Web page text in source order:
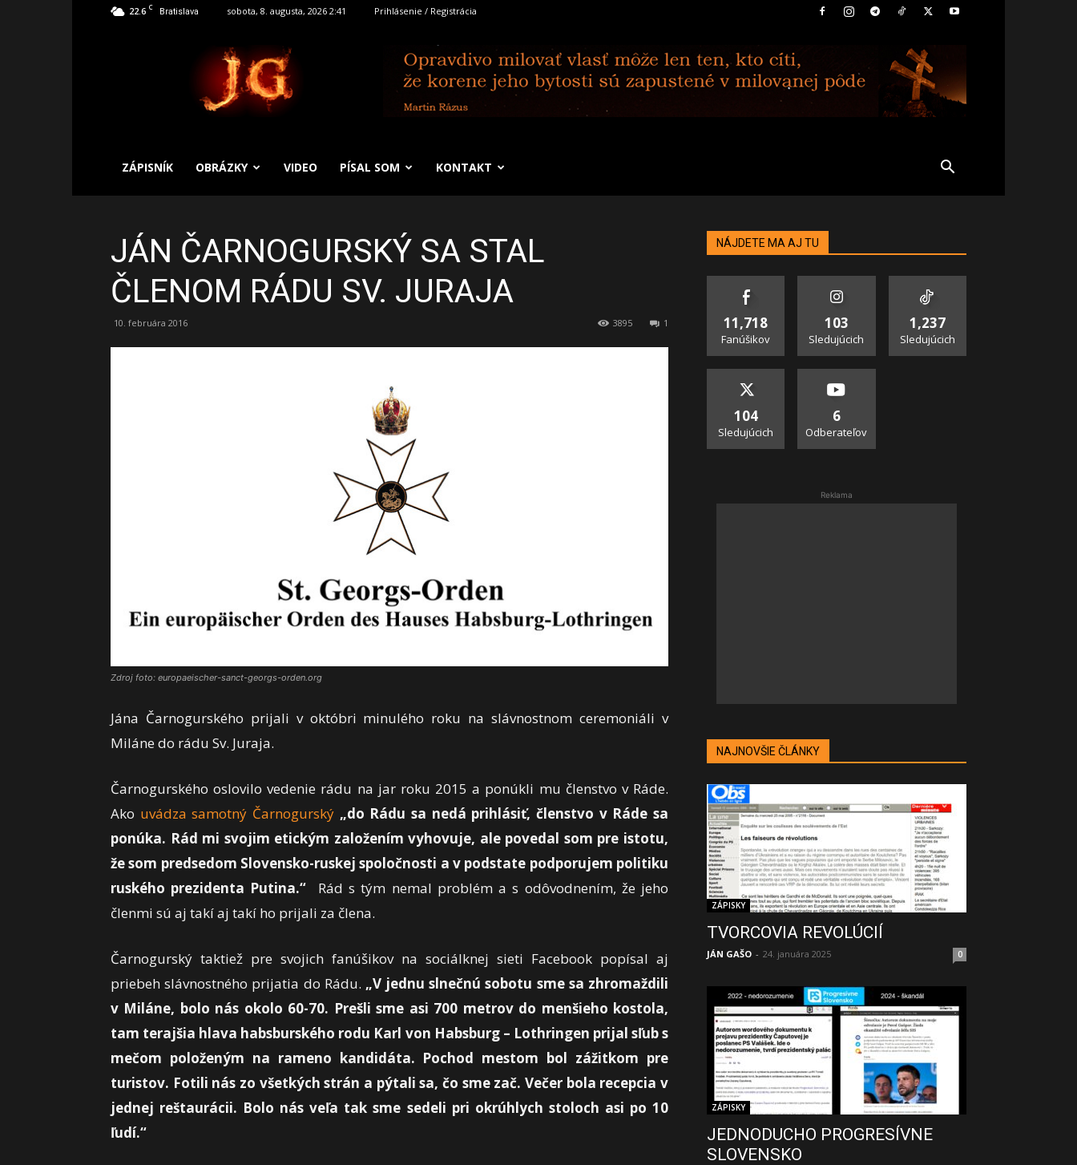
22.6 C Bratislava sobota, 8. augusta, 2026 2:41 Prihlásenie / Registrácia
SLOBODNÝ
ZÁPISNÍK OBRÁZKY VIDEO PÍSAL SOM KONTAKT
JÁN ČARNOGURSKÝ SA STAL
ČLENOM RÁDU SV. JURAJA
10. februára 2016 1
3895
Zdroj foto: europaeischer-sanct-georgs-orden.org
Jána Čarnogurského prijali v októbri minulého roku na slávnostnom ceremoniáli v
Miláne do rádu Sv. Juraja.
Čarnogurského oslovilo vedenie rádu na jar roku 2015 a ponúkli mu členstvo v Ráde.
Ako uvádza samotný Čarnogurský „do Rádu sa nedá prihlásiť, členstvo v Ráde sa
ponúka. Rád mi svojim etickým založením vyhovuje, ale povedal som pre istotu,
že som predsedom Slovensko-ruskej spoločnosti a v podstate podporujem politiku
ruského prezidenta Putina.“
Rád s tým nemal problém a s odôvodnením, že jeho
členmi sú aj takí aj takí ho prijali za člena.
Čarnogurský taktiež pre svojich fanúšikov na sociálknej sieti Facebook popísal aj
priebeh slávnostného prijatia do Rádu. „V jednu slnečnú sobotu sme sa zhromaždili
v Miláne, bolo nás okolo 60-70. Prešli sme asi 700 metrov do menšieho kostola,
tam terajšia hlava habsburského rodu Karl von Habsburg – Lothringen prijal sľub s
mečom položeným na rameno kandidáta. Pochod mestom bol zážitkom pre
turistov. Fotili nás zo všetkých strán a pýtali sa, čo sme zač. Večer bola recepcia v
jednej reštaurácii. Bolo nás veľa tak sme sedeli pri okrúhlych stoloch asi po 10
ľudí.“
NÁJDETE MA AJ TU
11,718
Fanúšikov
103
Sledujúcich
1,237
Sledujúcich
104
Sledujúcich
6
Odberateľov
Reklama
NAJNOVŠIE ČLÁNKY
ZÁPISKY
TVORCOVIA REVOLÚCIÍ
JÁN GAŠO - 24. januára 2025 0
ZÁPISKY
JEDNODUCHO PROGRESÍVNE
SLOVENSKO